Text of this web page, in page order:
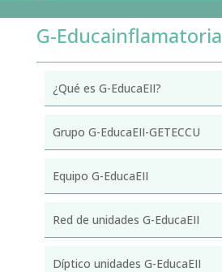
G-Educainflamatoria
¿Qué es G-EducaEII?
Grupo G-EducaEII-GETECCU
Equipo G-EducaEII
Red de unidades G-EducaEII
Díptico unidades G-EducaEII